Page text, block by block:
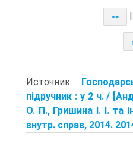
<<
↑
Источник:
підручник : у 2 ч. /
О. П., Гришина І. І. та
внутр. справ, 2014.